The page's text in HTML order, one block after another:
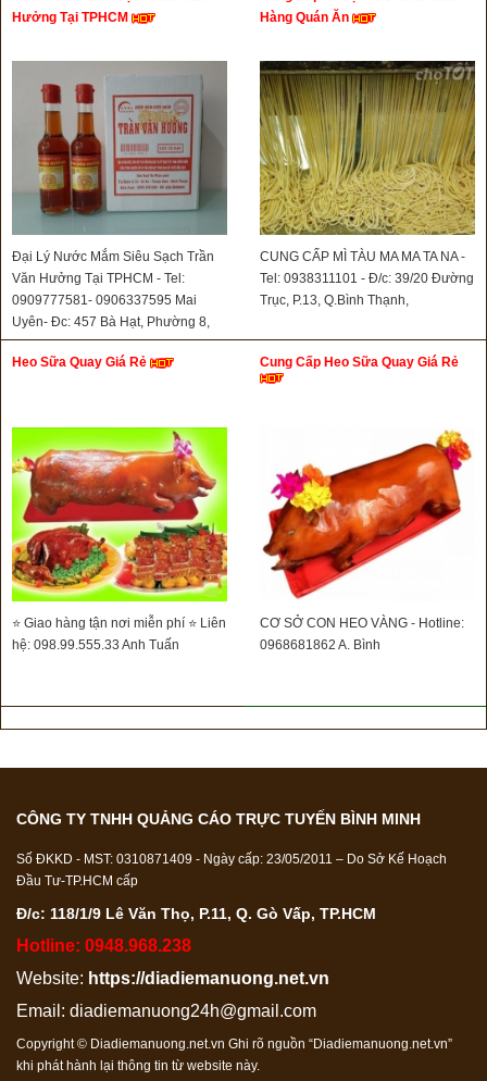
Hưởng Tại TPHCM
Đại Lý Nước Mắm Siêu Sạch Trần
Văn Hưởng Tại TPHCM - Tel:
0909777581- 0906337595 Mai
Uyên- Đc: 457 Bà Hạt, Phường 8,
Quận 10
Hàng Quán Ăn
CUNG CẤP MÌ TÀU MA MA TA NA -
Tel: 0938311101 - Đ/c: 39/20 Đường
Trục, P.13, Q.Bình Thạnh,
Heo Sữa Quay Giá Rẻ
⭐ Giao hàng tận nơi miễn phí ⭐ Liên
hệ: 098.99.555.33 Anh Tuấn
Cung Cấp Heo Sữa Quay Giá Rẻ
CƠ SỞ CON HEO VÀNG - Hotline:
0968681862 A. Bình
CÔNG TY TNHH QUẢNG CÁO TRỰC TUYẾN BÌNH MINH
Số ĐKKD - MST: 0310871409 - Ngày cấp: 23/05/2011 – Do Sở Kế Hoạch
Đầu Tư-TP.HCM cấp
Đ/c: 118/1/9 Lê Văn Thọ, P.11, Q. Gò Vấp, TP.HCM
Hotline: 0948.968.238
Website: https://diadiemanuong.net.vn
Email: diadiemanuong24h@gmail.com
Copyright © Diadiemanuong.net.vn Ghi rõ nguồn “Diadiemanuong.net.vn”
khi phát hành lại thông tin từ website này.